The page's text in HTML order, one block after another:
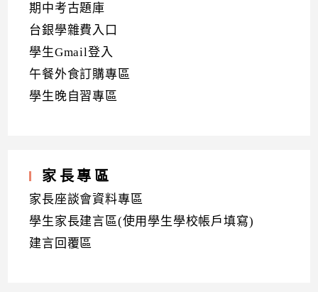
期中考古題庫
台銀學雜費入口
學生Gmail登入
午餐外食訂購專區
學生晚自習專區
家長專區
家長座談會資料專區
學生家長建言區(使用學生學校帳戶填寫)
建言回覆區